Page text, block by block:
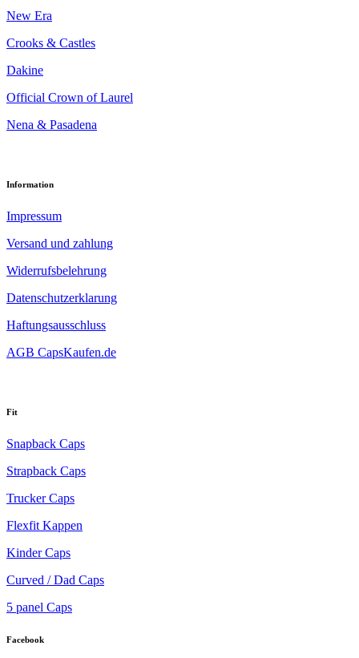
New Era
Crooks & Castles
Dakine
Official Crown of Laurel
Nena & Pasadena
Information
Impressum
Versand und zahlung
Widerrufsbelehrung
Datenschutzerklarung
Haftungsausschluss
AGB CapsKaufen.de
Fit
Snapback Caps
Strapback Caps
Trucker Caps
Flexfit Kappen
Kinder Caps
Curved / Dad Caps
5 panel Caps
Facebook